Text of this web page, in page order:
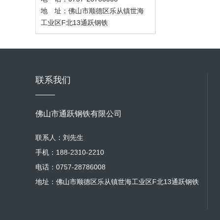
地 址：佛山市顺德区乐从镇世海
工业区F北13通跃钢铁
联系我们
佛山市通跃钢铁有限公司
联系人：刘先生
手机：188-2310-2210
电话：0757-28786008
地址：佛山市顺德区乐从镇世海工业区F北13通跃钢铁